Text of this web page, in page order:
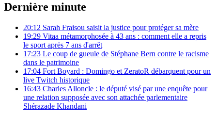
Dernière minute
20:12 Sarah Fraisou saisit la justice pour protéger sa mère
19:29 Vitaa métamorphosée à 43 ans : comment elle a repris
le sport après 7 ans d'arrêt
17:23 Le coup de gueule de Stéphane Bern contre le racisme
dans le patrimoine
17:04 Fort Boyard : Domingo et ZeratoR débarquent pour un
live Twitch historique
16:43 Charles Alloncle : le député visé par une enquête pour
une relation supposée avec son attachée parlementaire
Shérazade Khandani